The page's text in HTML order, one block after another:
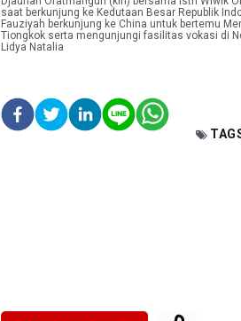
saat berkunjung ke Kedutaan Besar Republik
Fauziyah berkunjung ke China untuk bertemu
Tiongkok serta mengunjungi fasilitas vokasi di
Lidya Natalia